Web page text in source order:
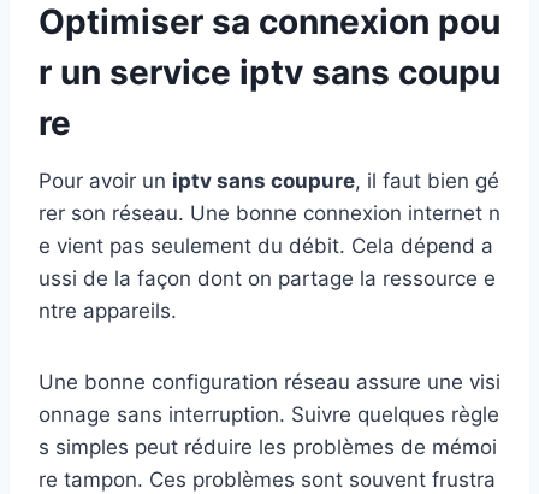
Optimiser sa connexion pou
r un service iptv sans coupu
re
Pour avoir un iptv sans coupure, il faut bien gé
rer son réseau. Une bonne connexion internet n
e vient pas seulement du débit. Cela dépend a
ussi de la façon dont on partage la ressource e
ntre appareils.
Une bonne configuration réseau assure une visi
onnage sans interruption. Suivre quelques règle
s simples peut réduire les problèmes de mémoi
re tampon. Ces problèmes sont souvent frustra